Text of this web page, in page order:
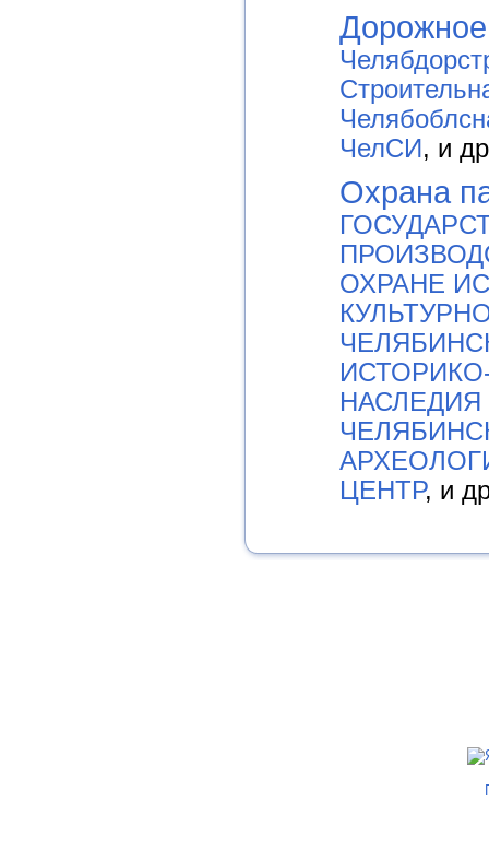
Дорожное
ЧелСИ, и
Охрана
ОХРАНЕ
ЦЕНТР, и